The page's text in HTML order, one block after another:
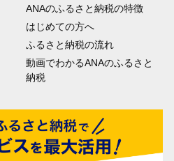
ANAのふるさと納税の特徴
はじめての方へ
ふるさと納税の流れ
動画でわかるANAのふるさと
納税